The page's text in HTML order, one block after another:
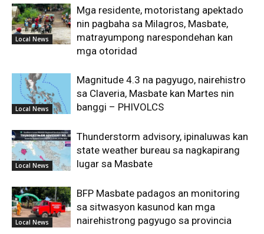
Local News
Mga residente, motoristang apektado
nin pagbaha sa Milagros, Masbate,
matrayumpong narespondehan kan
mga otoridad
Local News
Magnitude 4.3 na pagyugo, nairehistro
sa Claveria, Masbate kan Martes nin
banggi – PHIVOLCS
Local News
Thunderstorm advisory, ipinaluwas kan
state weather bureau sa nagkapirang
lugar sa Masbate
Local News
BFP Masbate padagos an monitoring
sa sitwasyon kasunod kan mga
nairehistrong pagyugo sa provincia